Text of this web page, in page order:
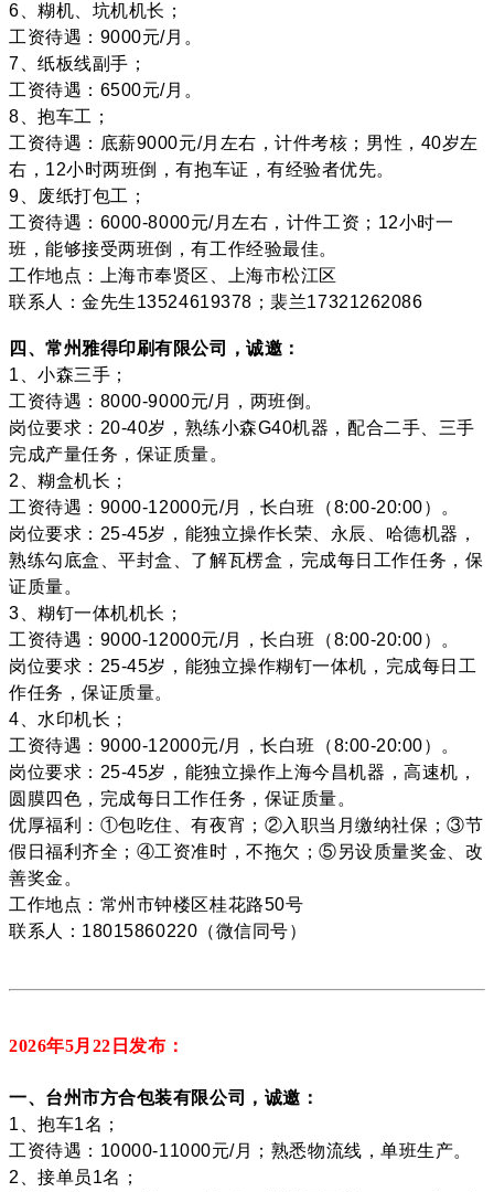
6、糊机、坑机机长；
工资待遇：9000元/月。
7、纸板线副手；
工资待遇：6500元/月。
8、抱车工；
工资待遇：底薪9000元/月左右，计件考核；男性，40岁左
右，12小时两班倒，有抱车证，有经验者优先。
9、废纸打包工；
工资待遇：6000-8000元/月左右，计件工资；12小时一
班，能够接受两班倒，有工作经验最佳。
工作地点：上海市奉贤区、上海市松江区
联系人：金先生13524619378；裴兰17321262086
四、常州雅得印刷有限公司，诚邀：
1、小森三手；
工资待遇：8000-9000元/月，两班倒。
岗位要求：20-40岁，熟练小森G40机器，配合二手、三手
完成产量任务，保证质量。
2、糊盒机长；
工资待遇：9000-12000元/月，长白班（8:00-20:00）。
岗位要求：25-45岁，能独立操作长荣、永辰、哈德机器，
熟练勾底盒、平封盒、了解瓦楞盒，完成每日工作任务，保
证质量。
3、糊钉一体机机长；
工资待遇：9000-12000元/月，长白班（8:00-20:00）。
岗位要求：25-45岁，能独立操作糊钉一体机，完成每日工
作任务，保证质量。
4、水印机长；
工资待遇：9000-12000元/月，长白班（8:00-20:00）。
岗位要求：25-45岁，能独立操作上海今昌机器，高速机，
圆膜四色，完成每日工作任务，保证质量。
优厚福利：①包吃住、有夜宵；②入职当月缴纳社保；③节
假日福利齐全；④工资准时，不拖欠；⑤另设质量奖金、改
善奖金。
工作地点：常州市钟楼区桂花路50号
联系人：18015860220（微信同号）
2026年5月22 日发布：
一、台州市方合包装有限公司，诚邀：
1、抱车1名；
工资待遇：10000-11000元/月；熟悉物流线，单班生产。
2、接单员1名；